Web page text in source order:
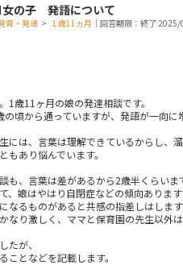
女の子 発語について
育・発達 > １歳11ヵ月 ｜回答期限：終了
1歳11ヶ月の娘の発達相談です。
の頃から通っていますが、発語が一向に
には、言葉は理解できているからし、
もあり悩んでいます。
も、言葉は差があるから2歳半くらいま
、娘はやはり自閉症などの傾向ありま
なるものがあると共感の指差しはしま
なり激しく、ママと保育園の先生以外は
たが、
ことなどを記載します。